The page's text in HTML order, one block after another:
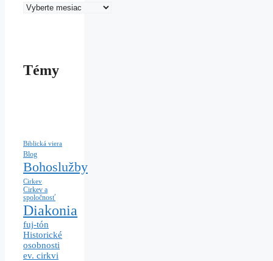
Témy
Biblická viera
Blog
Bohoslužby
Cirkev
Cirkev a
spoločnosť
Diakonia
fuj-tón
Historické
osobnosti
ev. cirkvi